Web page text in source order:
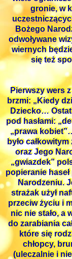
gronie, w
Bożego
odwoływane
wiernych
się też
Pierwszy wers
brzmi: „Kiedy
Dziecko…
pod hasłami:
„prawa
było
oraz Jego
„gwiazdek”
popieranie
Narodzeniu.
strażak użył
przeciw życiu i
nic nie stało, a
do zarabiania
które się
chłopcy,
(uleczalnie i